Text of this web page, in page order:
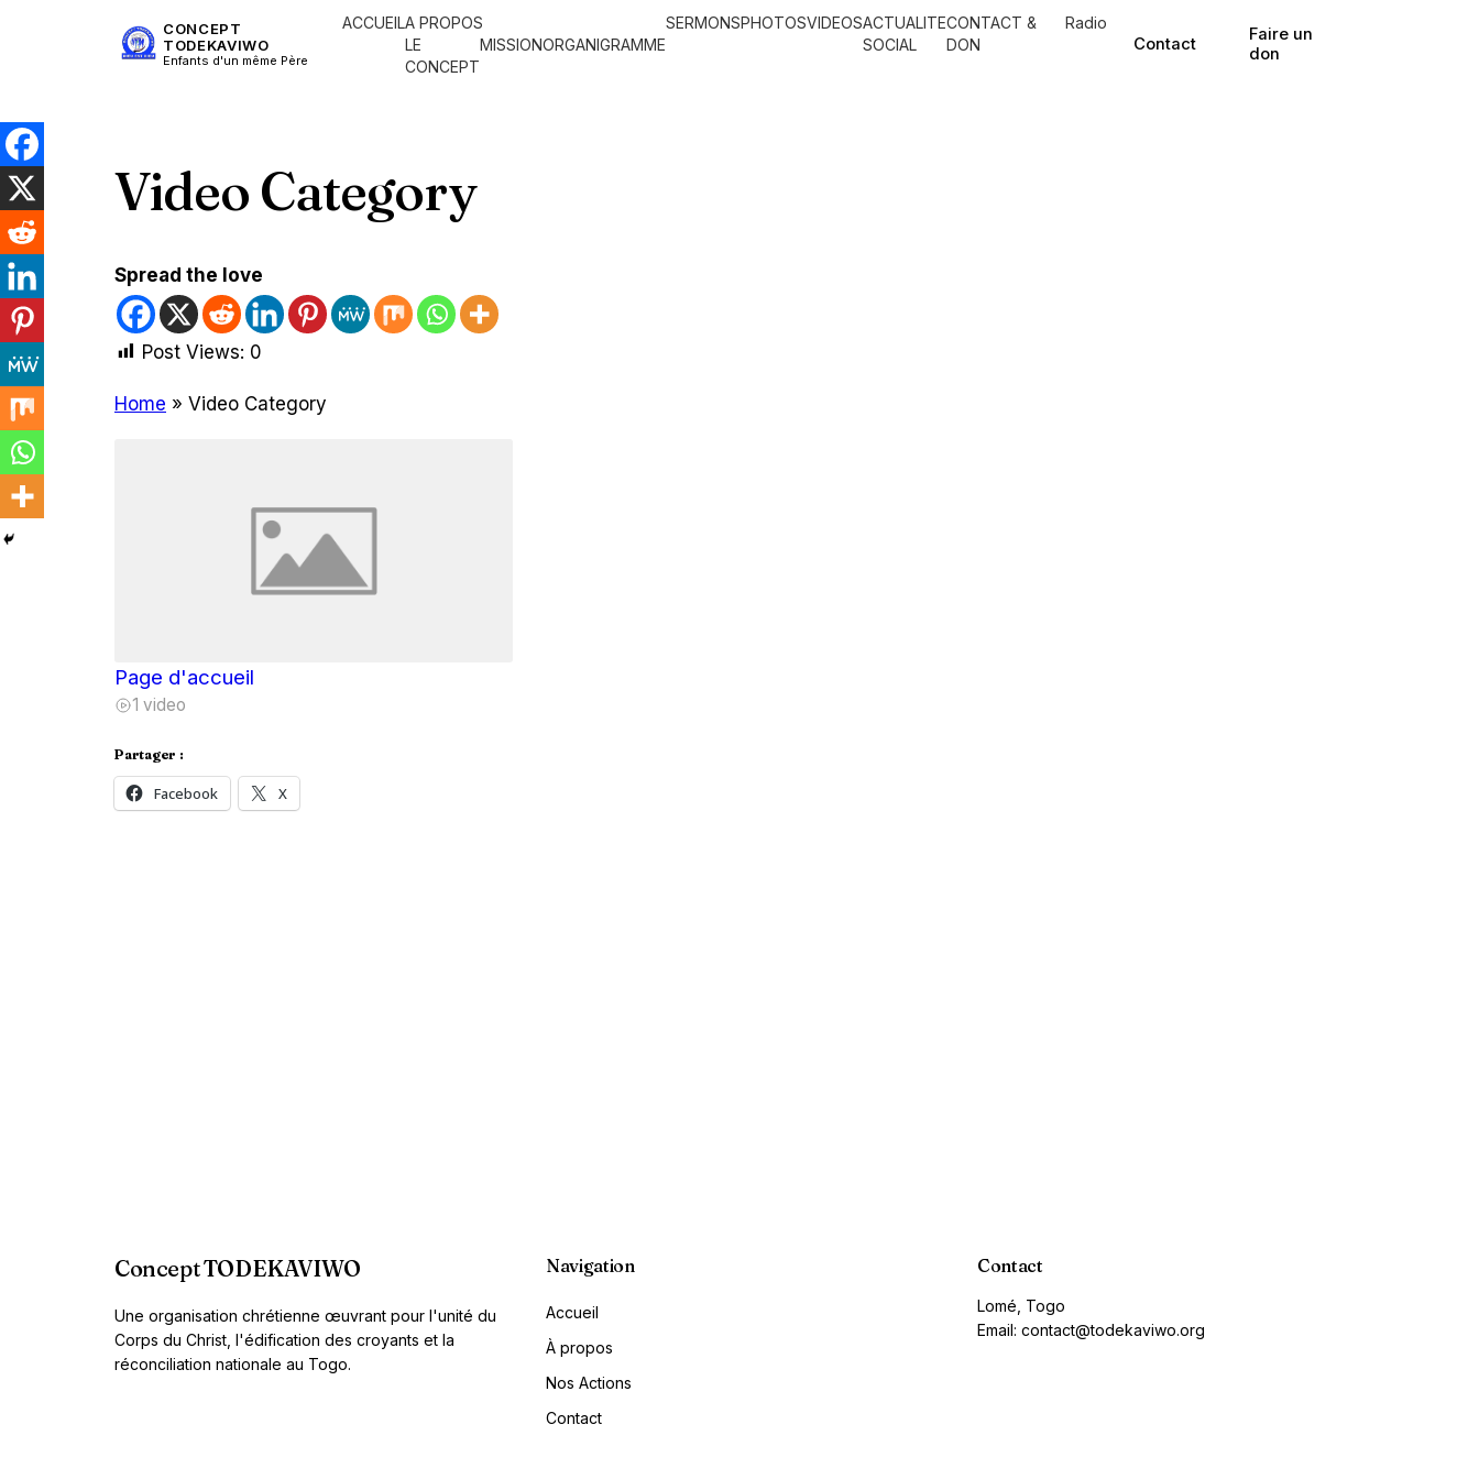
CONCEPT
TODEKAVIWO
Enfants d'un même Père
ACCUEILA PROPOS
LE
CONCEPT
MISSIONORGANIGRAMME
SERMONSPHOTOSVIDEOSACTUALITE
SOCIAL
CONTACT &
DON
Radio
Contact
Faire un
don
Video Category
Spread the love
Post Views: 0
Home » Video Category
Page d'accueil
1 video
Partager :
Facebook X
Concept TODEKAVIWO
Une organisation chrétienne œuvrant pour l'unité du
Corps du Christ, l'édification des croyants et la
réconciliation nationale au Togo.
Navigation
Accueil
À propos
Nos Actions
Contact
Contact
Lomé, Togo
Email: contact@todekaviwo.org